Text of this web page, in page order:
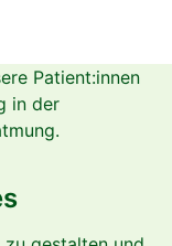
Patient:innen
in der